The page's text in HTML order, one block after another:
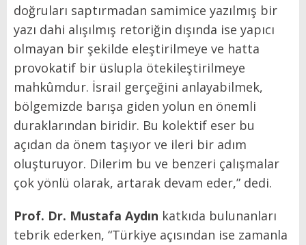
doğruları saptırmadan samimice yazılmış bir
yazı dahi alışılmış retoriğin dışında ise yapıcı
olmayan bir şekilde eleştirilmeye ve hatta
provokatif bir üslupla ötekileştirilmeye
mahkûmdur. İsrail gerçeğini anlayabilmek,
bölgemizde barışa giden yolun en önemli
duraklarından biridir. Bu kolektif eser bu
açıdan da önem taşıyor ve ileri bir adım
oluşturuyor. Dilerim bu ve benzeri çalışmalar
çok yönlü olarak, artarak devam eder,” dedi.
Prof. Dr. Mustafa Aydın katkıda bulunanları
tebrik ederken, “Türkiye açısından ise zamanla